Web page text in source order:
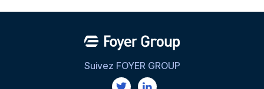
Suivez FOYER GROUP